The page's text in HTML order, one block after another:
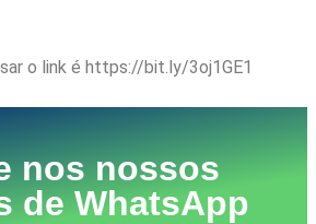
o link é https://bit.ly/3oj1GE1
nos nossos
de WhatsApp